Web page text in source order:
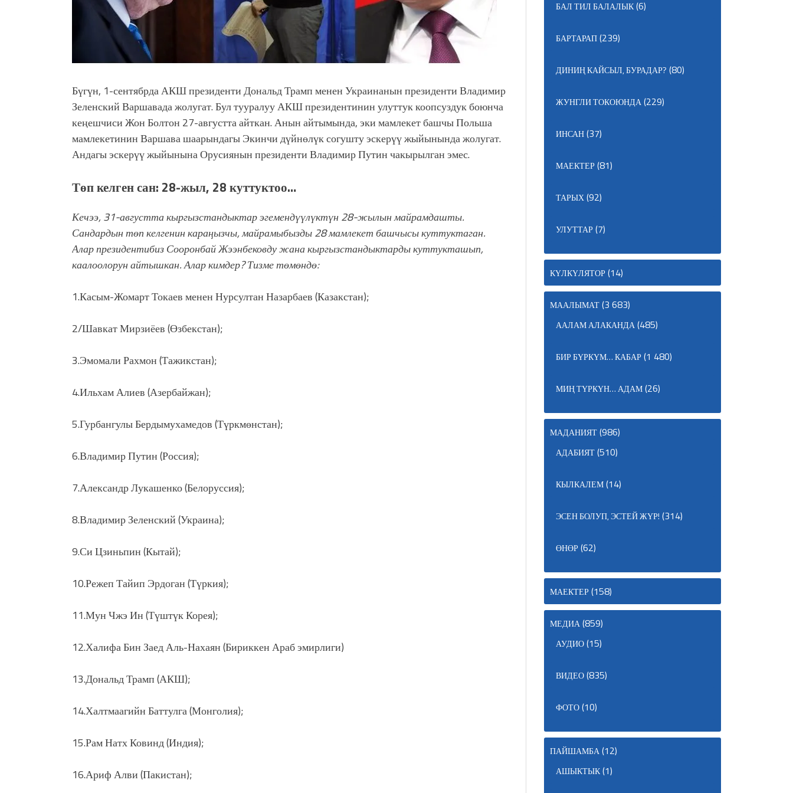
Бүгүн, 1-сентябрда АКШ президенти Дональд Трамп менен Украинанын президенти Владимир
Зеленский Варшавада жолугат. Бул тууралуу АКШ президентинин улуттук коопсуздук боюнча
кеңешчиси Жон Болтон 27-августта айткан. Анын айтымында, эки мамлекет башчы Польша
мамлекетинин Варшава шаарындагы Экинчи дүйнөлүк согушту эскерүү жыйынында жолугат.
Андагы эскерүү жыйынына Орусиянын президенти Владимир Путин чакырылган эмес.
Төп келген сан: 28-жыл, 28 куттуктоо…
Кечээ, 31-августта кыргызстандыктар эгемендүүлүктүн 28-жылын майрамдашты.
Сандардын төп келгенин караңызчы, майрамыбызды 28 мамлекет башчысы куттуктаган.
Алар президентибиз Сооронбай Жээнбековду жана кыргызстандыктарды куттукташып,
каалоолорун айтышкан. Алар кимдер? Тизме төмөндө:
1.Касым-Жомарт Токаев менен Нурсултан Назарбаев (Казакстан);
2/Шавкат Мирзиёев (Өзбекстан);
3.Эмомали Рахмон (Тажикстан);
4.Ильхам Алиев (Азербайжан);
5.Гурбангулы Бердымухамедов (Түркмөнстан);
6.Владимир Путин (Россия);
7.Александр Лукашенко (Белоруссия);
8.Владимир Зеленский (Украина);
9.Си Цзиньпин (Кытай);
10.Режеп Тайип Эрдоган (Түркия);
11.Мун Чжэ Ин (Түштүк Корея);
12.Халифа Бин Заед Аль-Нахаян (Бириккен Араб эмирлиги)
13.Дональд Трамп (АКШ);
14.Халтмаагийн Баттулга (Монголия);
15.Рам Натх Ковинд (Индия);
16.Ариф Алви (Пакистан);
БАЛ ТИЛ БАЛАЛЫК(6)
БАРТАРАП(239)
ДИНИҢ КАЙСЫЛ, БУРАДАР? (80)
ЖУНГЛИ ТОКОЮНДА(229)
ИНСАН(37)
МАЕКТЕР(81)
ТАРЫХ(92)
УЛУТТАР(7)
КҮЛКҮЛЯТОР(14)
МААЛЫМАТ(3 683)
ААЛАМ АЛАКАНДА(485)
БИР БҮРКҮМ… КАБАР(1 480)
МИҢ ТҮРКҮН… АДАМ(26)
МАДАНИЯТ(986)
АДАБИЯТ(510)
КЫЛКАЛЕМ(14)
ЭСЕН БОЛУП, ЭСТЕЙ ЖҮР! (314)
ӨНӨР(62)
МАЕКТЕР(158)
МЕДИА(859)
АУДИО(15)
ВИДЕО(835)
ФОТО(10)
ПАЙШАМБА(12)
АШЫКТЫК(1)